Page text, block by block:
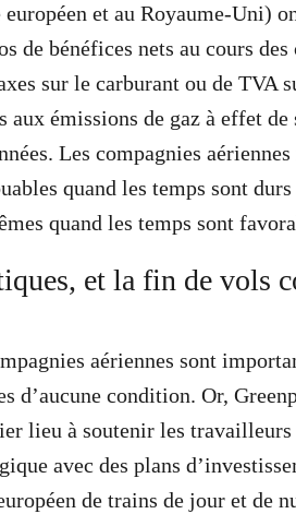
européen et au Royaume-Uni)
de bénéfices nets au cours des
sur le carburant ou de TVA
émissions de gaz à effet de
Les compagnies
quand les temps sont
quand les temps sont
et la fin de vols
aériennes sont
d’aucune condition. Or,
lieu à soutenir les travailleurs
avec des plans
de trains de jour et de